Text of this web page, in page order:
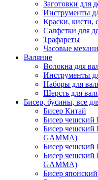
Заготовки для
Инструменты
Краски, кисти,
Салфетки для
Трафареты
Часовые
Валяние
Волокна для
Инструменты
Наборы для
Шерсть для
Бисер, бусины, все
Бисер Китай
Бисер чешский
Бисер чешский
GAMMA)
Бисер чешский
Бисер чешский
GAMMA)
Бисер